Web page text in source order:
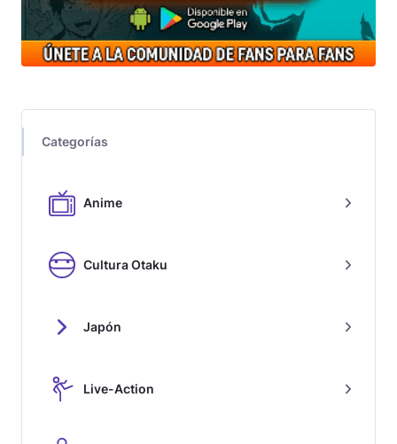
Categorías
Anime
Cultura Otaku
Japón
Live-Action